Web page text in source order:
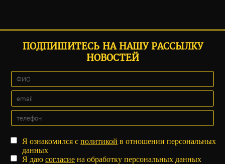
ПОДПИШИТЕСЬ НА НАШУ РАССЫЛКУ
НОВОСТЕЙ
Я ознакомился сполитикой в отношении персональных
данных
Я даюсогласие на обработку персональных данных